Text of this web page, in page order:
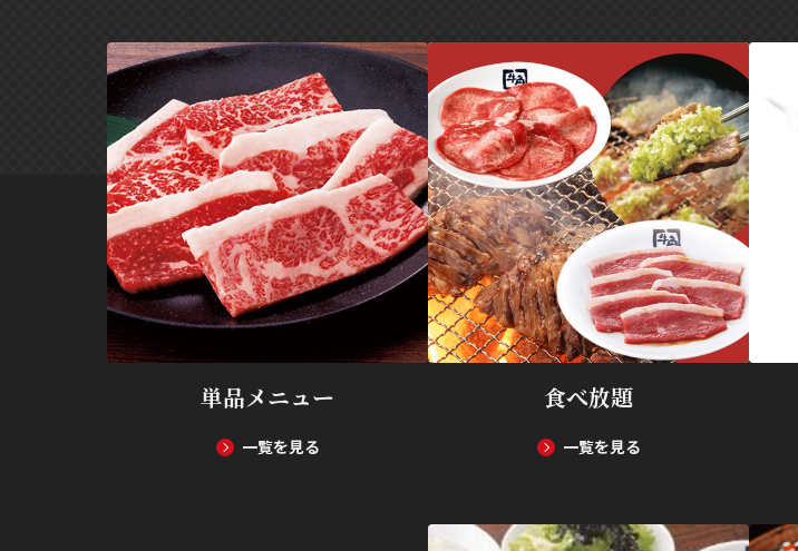
単品メニュー
一覧を見る
食べ放題
一覧を見る